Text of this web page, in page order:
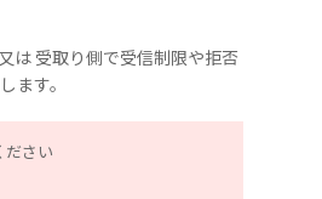
は 受取り側で受信制限や拒否
ます。
ださい